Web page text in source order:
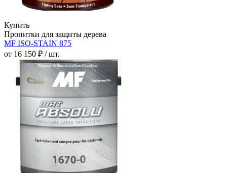
Купить
Пропитки для защиты дерева
MF ISO-STAIN 875
от 16 150 ₽ / шт.